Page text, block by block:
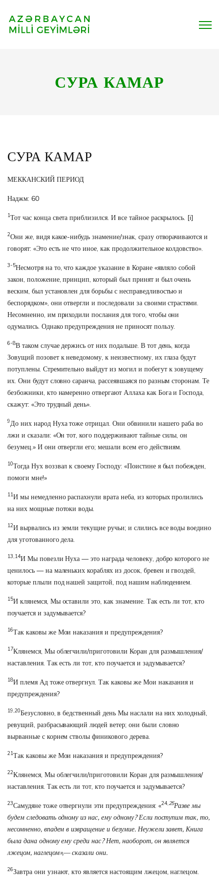
СУРА КАМАР
СУРА КАМАР
МЕККАНСКИЙ ПЕРИОД
Наджм: 60
1Тот час конца света приблизился. И все тайное раскрылось. [i]
2Они же, видя какое-нибудь знамение/знак, сразу отворачиваются и
говорят: «Это есть не что иное, как продолжительное колдовство».
3-5Несмотря на то, что каждое указание в Коране «являло собой
закон, положение, принцип, который был принят и был очень
веским, был установлен для борьбы с несправедливостью и
беспорядком», они отвергли и последовали за своими страстями.
Несомненно, им приходили послания для того, чтобы они
одумались. Однако предупреждения не приносят пользу.
6-8В таком случае держись от них подальше. В тот день, когда
Зовущий позовет к неведомому, к неизвестному, их глаза будут
потуплены. Стремительно выйдут из могил и побегут к зовущему
их. Они будут словно саранча, рассеявшаяся по разным сторонам. Те
безбожники, кто намеренно отвергают Аллаха как Бога и Господа,
скажут: «Это трудный день».
9До них народ Нуха тоже отрицал. Они обвинили нашего раба во
лжи и сказали: «Он тот, кого поддерживают тайные силы, он
безумец.» И они отвергли его; мешали всем его действиям.
10Тогда Нух воззвал к своему Господу: «Поистине я был побежден,
помоги мне!»
11И мы немедленно распахнули врата неба, из которых пролились
на них мощные потоки воды.
12И вырвались из земли текущие ручьи; и слились все воды воедино
для уготованного дела.
13,14И Мы повезли Нуха — это награда человеку, добро которого не
ценилось — на маленьких кораблях из досок, бревен и гвоздей,
которые плыли под нашей защитой, под нашим наблюдением.
15И клянемся, Мы оставили это, как знамение. Так есть ли тот, кто
поучается и задумывается?
16Так каковы же Мои наказания и предупреждения?
17Клянемся, Мы облегчили/приготовили Коран для размышления/
наставления. Так есть ли тот, кто поучается и задумывается?
18И племя Ад тоже отвергнул. Так каковы же Мои наказания и
предупреждения?
19,20Безусловно, в бедственный день Мы наслали на них холодный,
ревущий, разбрасывающий людей ветер; они были словно
вырванные с корнем стволы финикового дерева.
21Так каковы же Мои наказания и предупреждения?
22Клянемся, Мы облегчили/приготовили Коран для размышления/
наставления. Так есть ли тот, кто поучается и задумывается?
23Самудяне тоже отвергнули эти предупреждения: «24,25Разве мы
будем следовать одному из нас, ему одному? Если поступим так, то,
несомненно, впадем в извращение и безумие. Неужели завет, Книга
была дана одному ему среди нас? Нет, наоборот, он является
лжецом, наглецом»,— сказали они.
26Завтра они узнают, кто является настоящим лжецом, наглецом.